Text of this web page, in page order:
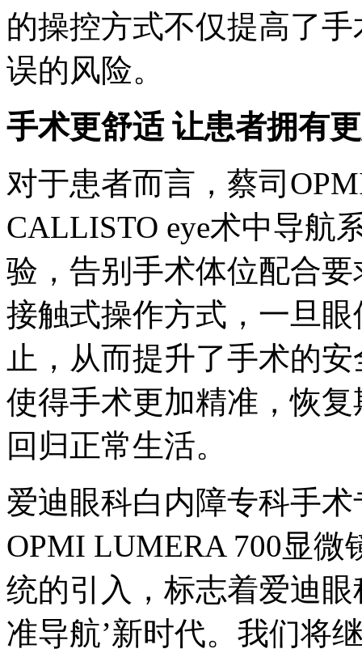
的操控方式不仅提高了
误的风险。
手术更舒适 让患者拥有
对于患者而言，蔡司
CALLISTO eye术中导航
验，告别手术体位配合
接触式操作方式，一旦
止，从而提升了手术的
使得手术更加精准，恢
回归正常生活。
爱迪眼科白内障专科手
OPMI LUMERA 700显微
统的引入，标志着爱迪
准导航’新时代。我们将